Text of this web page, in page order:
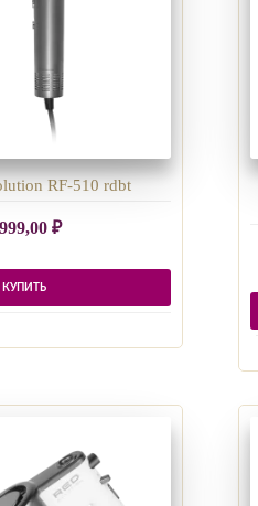
RF-510 rdbt
₽
КУПИТЬ